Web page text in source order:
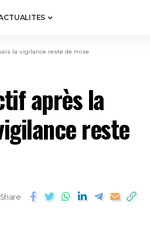
la vigilance reste de mise
après la
reste
Share